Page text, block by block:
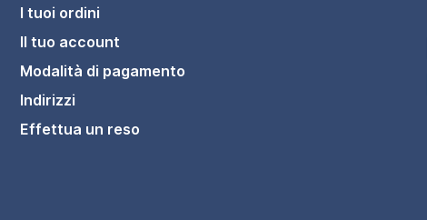
I tuoi ordini
Il tuo account
Modalità di pagamento
Indirizzi
Effettua un reso